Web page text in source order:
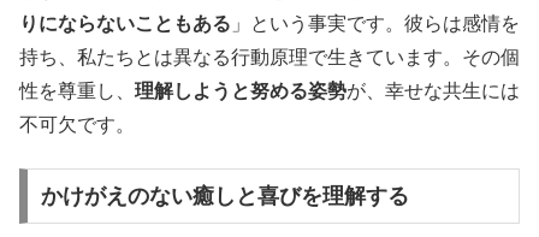
りにならないこともある 」という事実です。彼らは感情を
持ち、私たちとは異なる行動原理で生きています。その個
性を尊重し、 理解しようと努める姿勢が、幸せな共生には
不可欠です。
かけがえのない癒しと喜びを理解する